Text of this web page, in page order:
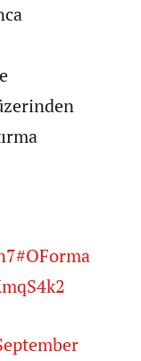
#OForma